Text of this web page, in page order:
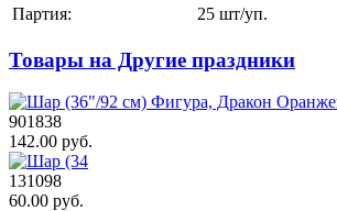
Партия:
25 шт/уп.
Товары на Другие праздники
901838
142.00 руб.
131098
60.00 руб.